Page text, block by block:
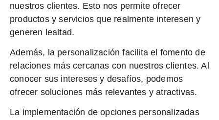
nuestros clientes. Esto nos permite ofrecer
productos y servicios que realmente interesen y
generen lealtad.
Además, la personalización facilita el fomento de
relaciones más cercanas con nuestros clientes. Al
conocer sus intereses y desafíos, podemos
ofrecer soluciones más relevantes y atractivas.
La implementación de opciones personalizadas